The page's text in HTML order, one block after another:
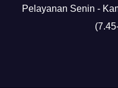
Pelayanan Senin -